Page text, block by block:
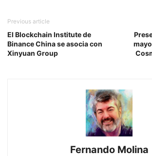
Previous article
El Blockchain Institute de
Binance China se asocia con
Xinyuan Group
Fernando Molina